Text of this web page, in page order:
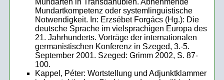
Mundarten in Transdanubien. Abnehmende
Mundartkompetenz oder systemlinguistische
Notwendigkeit. In: Erzsébet Forgács (Hg.): Die
deutsche Sprache im vielsprachigen Europa des
21. Jahrhunderts. Vorträge der internationalen
germanistischen Konferenz in Szeged, 3.-5.
September 2001. Szeged: Grimm 2002, S. 87-
100.
Kappel, Péter: Wortstellung und Adjunktklammer